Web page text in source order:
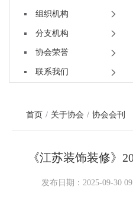
组织机构
分支机构
协会荣誉
联系我们
首页 关于协会 协会会刊
《江苏装饰装修》
发布日期：2025-09-30